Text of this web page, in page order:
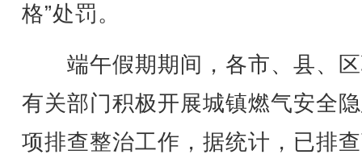
格”处罚。
端午假期期间，各市、县、
有关部门积极开展城镇燃气安全
项排查整治工作，据统计，已排